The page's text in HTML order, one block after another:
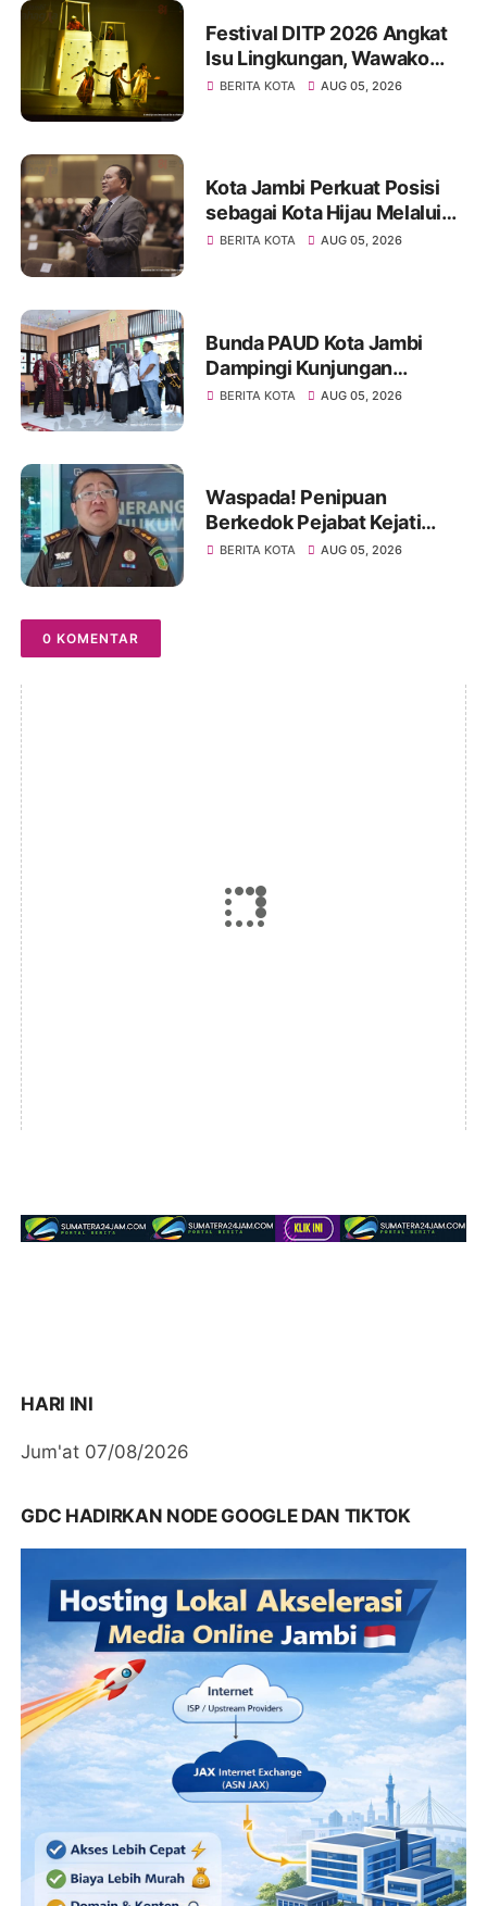
Festival DITP 2026 Angkat
Isu Lingkungan, Wawako
Diza Apresiasi Karya
BERITA KOTA AUG 05, 2026
Kota Jambi Perkuat Posisi
sebagai Kota Hijau Melalui
Forum Internasional IMT-GT
BERITA KOTA AUG 05, 2026
Bunda PAUD Kota Jambi
Dampingi Kunjungan
Kemendikdasmen, Perkuat
BERITA KOTA AUG 05, 2026
Waspada! Penipuan
Berkedok Pejabat Kejati
Jambi, Warga Diminta
BERITA KOTA AUG 05, 2026
0 KOMENTAR
HARI INI
Jum'at 07/08/2026
GDC HADIRKAN NODE GOOGLE DAN TIKTOK